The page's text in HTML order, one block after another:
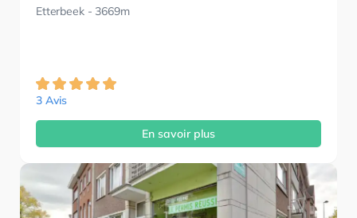
Etterbeek- 3669m
3 Avis
En savoir plus